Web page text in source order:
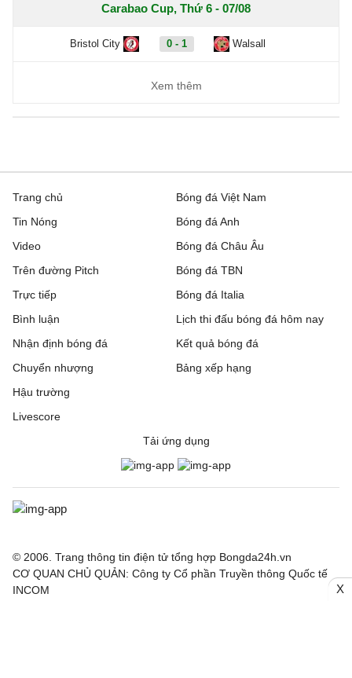
Carabao Cup, Thứ 6 - 07/08
Bristol City 0 - 1 Walsall
Xem thêm
Trang chủ
Tin Nóng
Video
Trên đường Pitch
Trực tiếp
Bóng đá Việt Nam
Bóng đá Anh
Bóng đá Châu Âu
Bóng đá TBN
Bóng đá Italia
Bình luận
Nhận định bóng đá
Chuyển nhượng
Hậu trường
Livescore
Lịch thi đấu bóng đá hôm nay
Kết quả bóng đá
Bảng xếp hạng
Tải ứng dụng
© 2006. Trang thông tin điện tử tổng hợp Bongda24h.vn
CƠ QUAN CHỦ QUẢN: Công ty Cổ phần Truyền thông Quốc tế
INCOM
X